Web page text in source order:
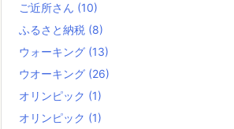
ご近所さん (10)
ふるさと納税 (8)
ウォーキング (13)
ウオーキング (26)
オリンピック (1)
オリンピック (1)